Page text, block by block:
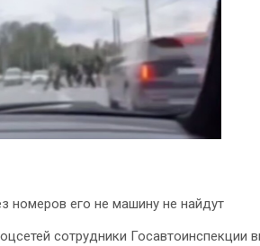
номеров его не машину не найдут
сотрудники